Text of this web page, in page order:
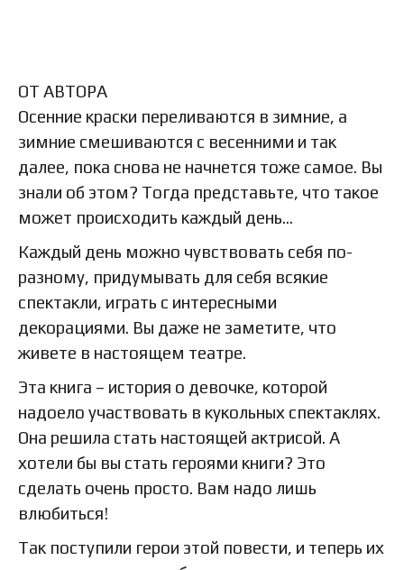
ОТ АВТОРА
Осенние краски переливаются в зимние, а
зимние смешиваются с весенними и так
далее, пока снова не начнется тоже самое. Вы
знали об этом? Тогда представьте, что такое
может происходить каждый день...
Каждый день можно чувствовать себя по-
разному, придумывать для себя всякие
спектакли, играть с интересными
декорациями. Вы даже не заметите, что
живете в настоящем театре.
Эта книга – история о девочке, которой
надоело участвовать в кукольных спектаклях.
Она решила стать настоящей актрисой. А
хотели бы вы стать героями книги? Это
сделать очень просто. Вам надо лишь
влюбиться!
Так поступили герои этой повести, и теперь их